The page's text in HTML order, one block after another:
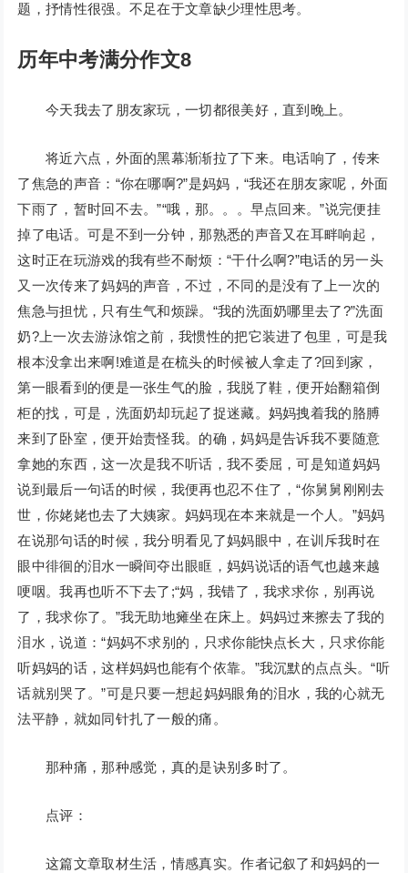
题，抒情性很强。不足在于文章缺少理性思考。
历年中考满分作文8
今天我去了朋友家玩，一切都很美好，直到晚上。
将近六点，外面的黑幕渐渐拉了下来。电话响了，传来
了焦急的声音：“你在哪啊?”是妈妈，“我还在朋友家呢，外面
下雨了，暂时回不去。”“哦，那。。。早点回来。”说完便挂
掉了电话。可是不到一分钟，那熟悉的声音又在耳畔响起，
这时正在玩游戏的我有些不耐烦：“干什么啊?”电话的另一头
又一次传来了妈妈的声音，不过，不同的是没有了上一次的
焦急与担忧，只有生气和烦躁。“我的洗面奶哪里去了?”洗面
奶?上一次去游泳馆之前，我惯性的把它装进了包里，可是我
根本没拿出来啊!难道是在梳头的时候被人拿走了?回到家，
第一眼看到的便是一张生气的脸，我脱了鞋，便开始翻箱倒
柜的找，可是，洗面奶却玩起了捉迷藏。妈妈拽着我的胳膊
来到了卧室，便开始责怪我。的确，妈妈是告诉我不要随意
拿她的东西，这一次是我不听话，我不委屈，可是知道妈妈
说到最后一句话的时候，我便再也忍不住了，“你舅舅刚刚去
世，你姥姥也去了大姨家。妈妈现在本来就是一个人。”妈妈
在说那句话的时候，我分明看见了妈妈眼中，在训斥我时在
眼中徘徊的泪水一瞬间夺出眼眶，妈妈说话的语气也越来越
哽咽。我再也听不下去了;“妈，我错了，我求求你，别再说
了，我求你了。”我无助地瘫坐在床上。妈妈过来擦去了我的
泪水，说道：“妈妈不求别的，只求你能快点长大，只求你能
听妈妈的话，这样妈妈也能有个依靠。”我沉默的点点头。“听
话就别哭了。”可是只要一想起妈妈眼角的泪水，我的心就无
法平静，就如同针扎了一般的痛。
那种痛，那种感觉，真的是诀别多时了。
点评：
这篇文章取材生活，情感真实。作者记叙了和妈妈的一